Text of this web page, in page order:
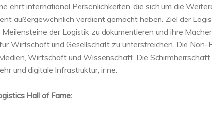
ehrt international Persönlichkeiten, die sich um die
außergewöhnlich verdient gemacht haben. Ziel der
der Logistik zu dokumentieren und ihre
Wirtschaft und Gesellschaft zu unterstreichen. Die
Wirtschaft und Wissenschaft. Die Schirmherrschaft
und digitale Infrastruktur, inne.
Hall of Fame: